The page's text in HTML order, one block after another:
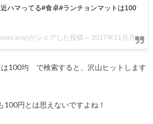
ハマってる#食卓#ランチョンマットは100
がシェアした投稿 – 2017年11月月10日午前6時46分PST
は100均 で検索すると、沢山ヒットします
100円とは思えないですよね！